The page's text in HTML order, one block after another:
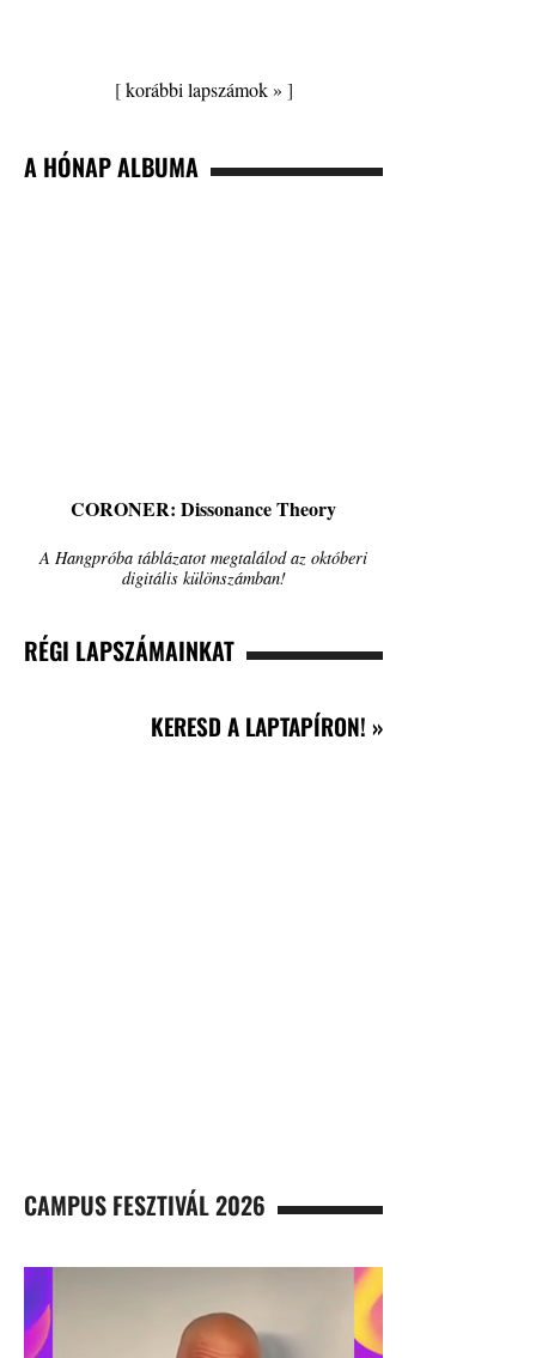
[korábbi lapszámok » ]
A HÓNAP ALBUMA
CORONER: Dissonance Theory
A Hangpróba táblázatot megtalálod az októberi
digitális különszámban!
RÉGI LAPSZÁMAINKAT
KERESD A LAPTAPÍRON! »
CAMPUS FESZTIVÁL 2026